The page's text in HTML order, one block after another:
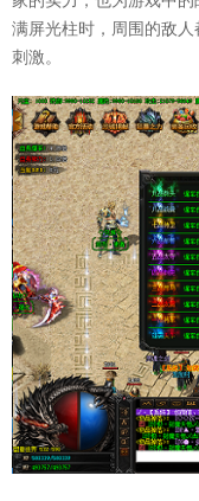
满屏光柱时，周围的敌
刺激。